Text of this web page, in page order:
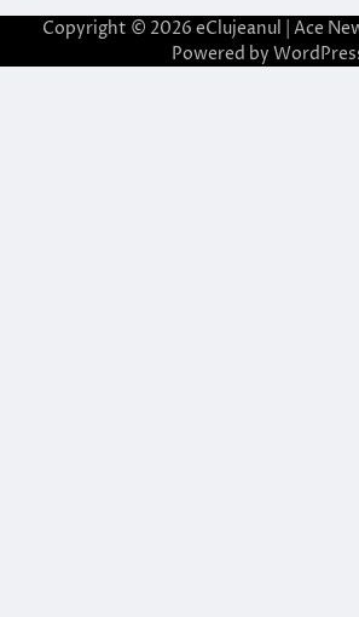
Copyright © 2026 eClujeanul | Ace
Powered by